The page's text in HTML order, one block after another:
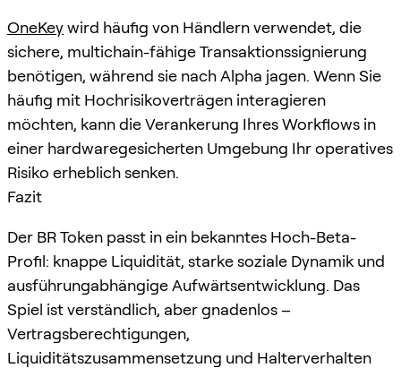
OneKeywird häufig von Händlern verwendet, die
sichere, multichain-fähige Transaktionssignierung
benötigen, während sie nach Alpha jagen. Wenn Sie
häufig mit Hochrisikoverträgen interagieren
möchten, kann die Verankerung Ihres Workflows in
einer hardwaregesicherten Umgebung Ihr operatives
Risiko erheblich senken.
Fazit
Der BR Token passt in ein bekanntes Hoch-Beta-
Profil: knappe Liquidität, starke soziale Dynamik und
ausführungabhängige Aufwärtsentwicklung. Das
Spiel ist verständlich, aber gnadenlos –
Vertragsberechtigungen,
Liquiditätszusammensetzung und Halterverhalten